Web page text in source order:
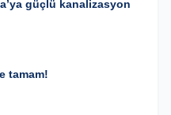
güçlü kanalizasyon
tamam!